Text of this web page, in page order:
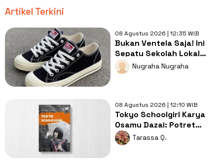
Artikel Terkini
08 Agustus 2026 | 12:35 WIB
Bukan Ventela Saja! Ini
Sepatu Sekolah Lokal
Terbaik untuk Sekolah
Nugraha Nugraha
08 Agustus 2026 | 12:10 WIB
Tokyo Schoolgirl Karya
Osamu Dazai: Potret
Kecemasan Remaja yang
Mengusik
Tarassa Q.